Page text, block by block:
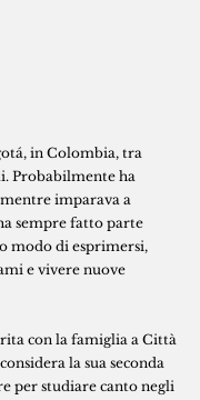
in Colombia, tra
Probabilmente ha
imparava a
sempre fatto parte
modo di esprimersi,
e vivere nuove
con la famiglia a Città
la sua seconda
per studiare canto negli